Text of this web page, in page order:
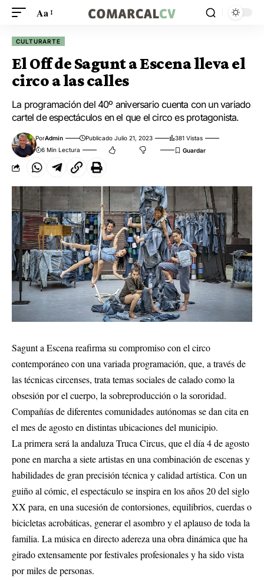
Aa
CULTURARTE
El Off de Sagunt a Escena lleva el
circo a las calles
La programación del 40º aniversario cuenta con un variado
cartel de espectáculos en el que el circo es protagonista.
PorAdmin Publicado Julio 21, 2023
381 Vistas
6 Min Lectura
Sagunt a Escena reafirma su compromiso con el circo
contemporáneo con una variada programación, que, a través de
las técnicas circenses, trata temas sociales de calado como la
obsesión por el cuerpo, la sobreproducción o la sororidad.
Compañías de diferentes comunidades autónomas se dan cita en
el mes de agosto en distintas ubicaciones del municipio.
La primera será la andaluza Truca Circus, que el día 4 de agosto
pone en marcha a siete artistas en una combinación de escenas y
habilidades de gran precisión técnica y calidad artística. Con un
guiño al cómic, el espectáculo se inspira en los años 20 del siglo
XX para, en una sucesión de contorsiones, equilibrios, cuerdas o
bicicletas acrobáticas, generar el asombro y el aplauso de toda la
familia. La música en directo adereza una obra dinámica que ha
girado extensamente por festivales profesionales y ha sido vista
por miles de personas.